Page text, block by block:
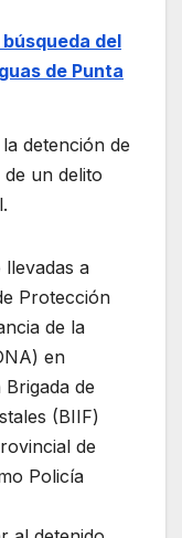
del
de Punta
detención de
de un delito
llevadas a
Protección
de la
en
de
(BIIF)
ncial de
Policía